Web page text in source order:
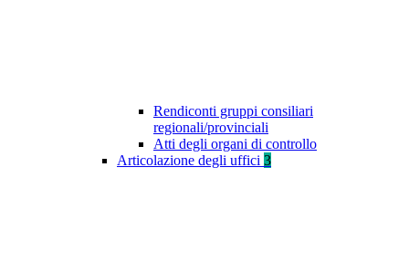
Rendiconti gruppi consiliari
regionali/provinciali
Atti degli organi di controllo
Articolazione degli uffici 3